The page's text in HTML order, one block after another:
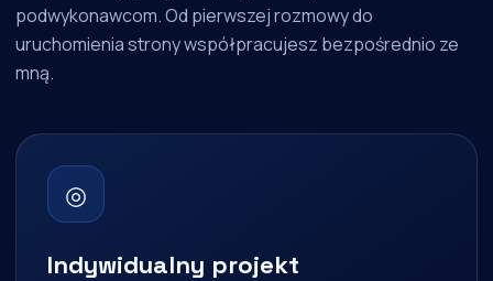
podwykonawcom. Od pierwszej rozmowy do
uruchomienia strony współpracujesz bezpośrednio ze
mną.
◎
Indywidualny projekt